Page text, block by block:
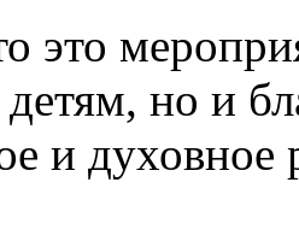
это
но и
и духовное